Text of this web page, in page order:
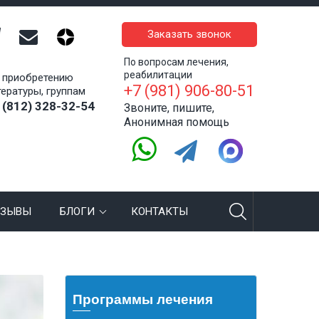
Заказать звонок
группам
(812) 328-32-54
По вопросам лечения,
реабилитации
+7 (981) 906-80-51
Звоните, пишите,
Анонимная помощь
БЛОГИ КОНТАКТЫ
Программы лечения